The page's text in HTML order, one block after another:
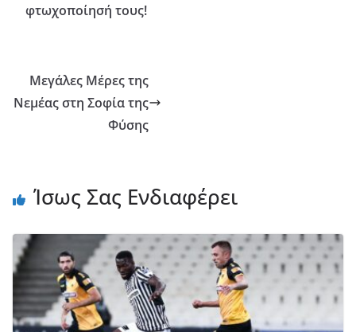
φτωχοποίησή τους!
Μεγάλες Μέρες της
Νεμέας στη Σοφία της
Φύσης
Ίσως Σας Ενδιαφέρει